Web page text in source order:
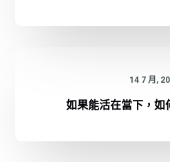
14 7 月,
如果能活在當下，如